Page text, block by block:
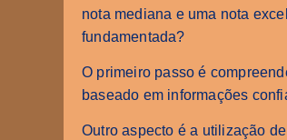
nota mediana e uma nota
fundamentada?
O primeiro passo é
baseado em informações
Outro aspecto é a utilização